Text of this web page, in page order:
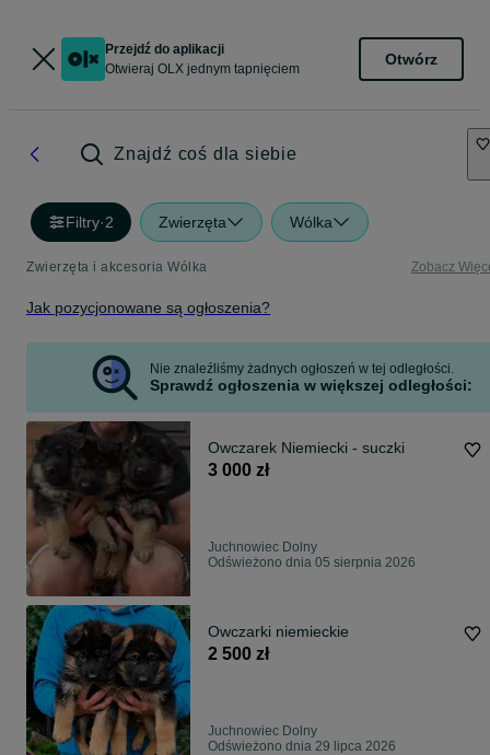
Przejdź do aplikacji
Otwieraj OLX jednym tapnięciem
Otwórz
Znajdź coś dla siebie
Filtry·2 Zwierzęta Wólka
Zwierzęta i akcesoria Wólka Zobacz
Jak pozycjonowane są ogłoszenia?
Nie znaleźliśmy żadnych ogłoszeń w tej odległości.
Sprawdź ogłoszenia w większej odległości:
Owczarek Niemiecki - suczki
3 000 zł
Juchnowiec Dolny
Odświeżono dnia 05 sierpnia 2026
Owczarki niemieckie
2 500 zł
Juchnowiec Dolny
Odświeżono dnia 29 lipca 2026